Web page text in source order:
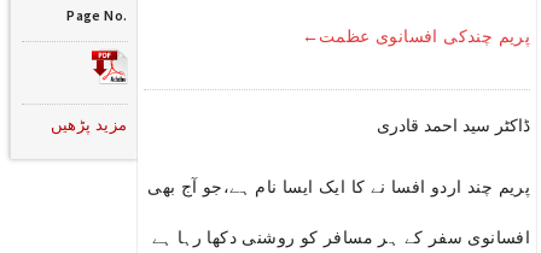
پریم چندکی افسانوی عظمت←
ڈاکٹر سید احمد قادری
پریم چند اردو افسا نے کا ایک ایسا نام ہے،جو آج بھی
افسانوی سفر کے ہر مسافر کو روشنی دکھا رہا ہے
Page No.
مزید پڑھیں